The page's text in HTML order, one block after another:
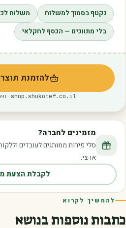
נקטף בסמוך למשלוח
משלוח
בלי מתווכים — הכסף לחקלאי
להזמנת
shop.shukotef.co.il
·
מזמינים לחברה?
ארצי.
לקבלת הצעת
להמשיך לקרוא
כתבות נוספות בנושא